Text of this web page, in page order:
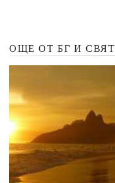
ОЩЕ ОТ БГ И СВЯТ